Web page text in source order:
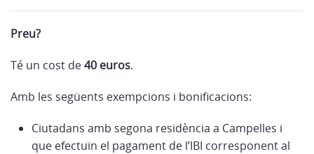
Preu?
Té un cost de40 euros.
Amb les següents exempcions i bonificacions:
Ciutadans amb segona residència a Campelles i
que efectuïn el pagament de l’IBI corresponent al